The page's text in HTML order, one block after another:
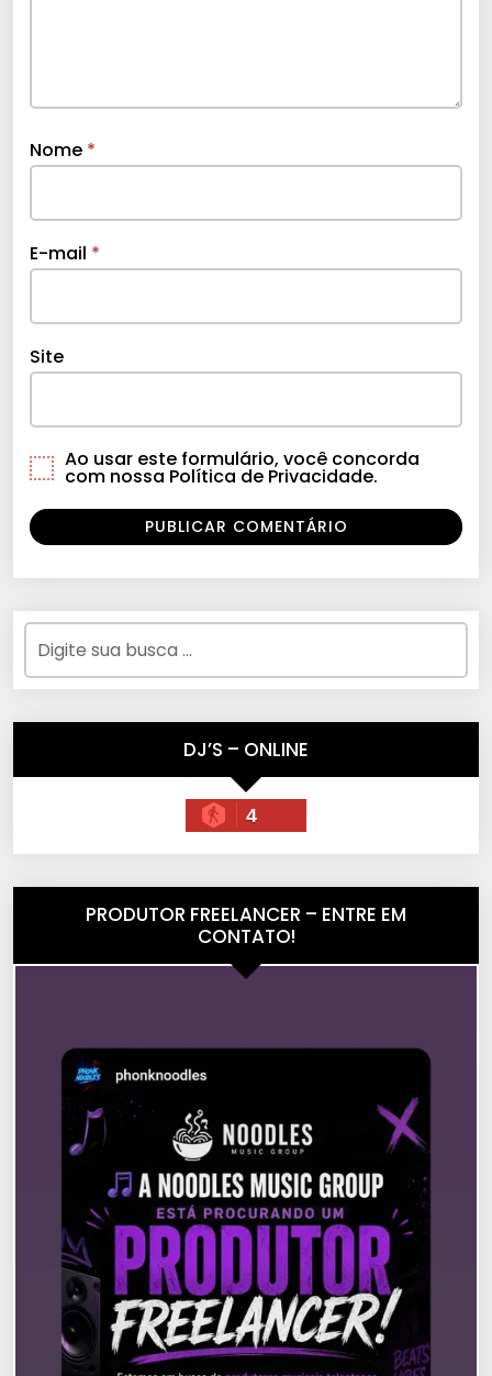
Nome *
E-mail *
Site
Ao usar este formulário, você concorda
com nossa Política de Privacidade.
DJ’S – ONLINE
4
PRODUTOR FREELANCER – ENTRE EM
CONTATO!